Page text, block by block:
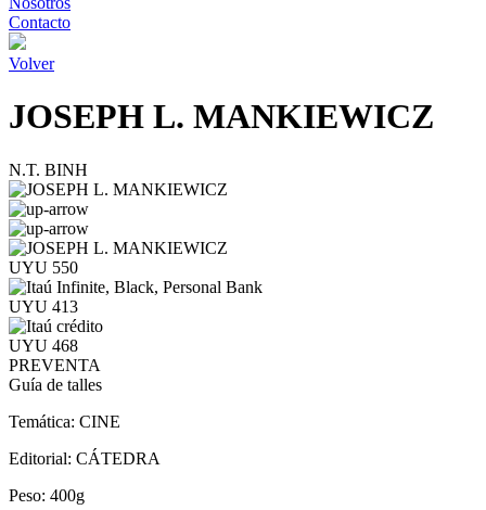
Contacto
Volver
JOSEPH L. MANKIEWICZ
N.T. BINH
UYU 550
UYU 413
UYU 468
PREVENTA
Guía de talles
Temática: CINE
Editorial: CÁTEDRA
Peso: 400g